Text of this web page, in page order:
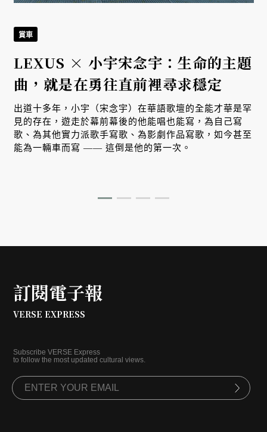
賞車
LEXUS × 小宇宋念宇：生命的主題
曲，就是在勇往直前裡尋求穩定
出道十多年，小宇（宋念宇）在華語歌壇的全能才華是罕
見的存在，遊走於幕前幕後的他能唱也能寫，為自己寫
歌、為其他實力派歌手寫歌、為影劇作品寫歌，如今甚至
能為一輛車而寫 —— 這倒是他的第一次。
訂閱電子報
VERSE EXPRESS
Subscribe VERSE Express
to follow the most updated cultural views.